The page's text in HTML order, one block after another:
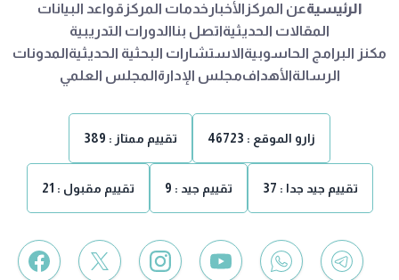
الرئيسيةعن المركز الأخبار خدمات المركز قواعد البيانات
المقالات الحديثيةاتصل بناالدورات التدريبية
مكنز البرامج الحاسوبيةالاستشارات البحثية الحديثيةالمدونات
الرسالةالأهدافمجلس الإدارةالمجلس العلمي
زارو الموقع : 46723 تقييم ممتاز : 389
تقييم جيد جدا : 37 تقييم جيد : 9 تقييم مقبول : 21